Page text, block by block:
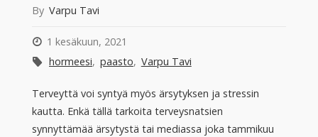
By Varpu Tavi
1 kesäkuun, 2021
hormeesi, paasto, Varpu Tavi
Terveyttä voi syntyä myös ärsytyksen ja stressin
kautta. Enkä tällä tarkoita terveysnatsien
synnyttämää ärsytystä tai mediassa joka tammikuu